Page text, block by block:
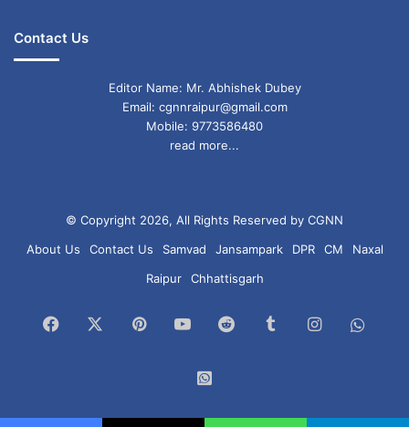
Contact Us
Editor Name: Mr. Abhishek Dubey
Email: cgnnraipur@gmail.com
Mobile: 9773586480
read more...
© Copyright 2026, All Rights Reserved by CGNN
About Us
Contact Us Samvad Jansampark DPR CM
Naxal
Raipur
Chhattisgarh
Facebook PinterestYouTubeReddit TumblrInstagram
Group